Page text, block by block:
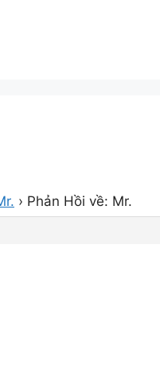
› Phản Hồi về: Mr.